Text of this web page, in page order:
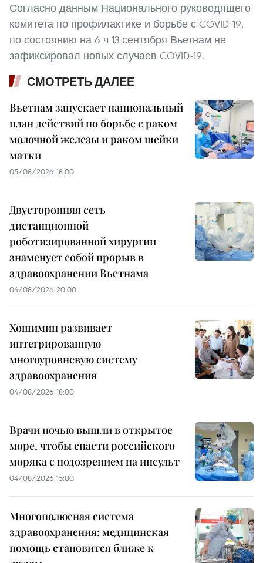
Согласно данным Национального руководящего
комитета по профилактике и борьбе с COVID-19,
по состоянию на 6 ч 13 сентября Вьетнам не
зафиксировал новых случаев COVID-19.
СМОТРЕТЬ ДАЛЕЕ
Вьетнам запускает национальный
план действий по борьбе с раком
молочной железы и раком шейки
матки
05/08/2026 18:00
Двусторонняя сеть
дистанционной
роботизированной хирургии
знаменует собой прорыв в
здравоохранении Вьетнама
04/08/2026 20:00
Хошимин развивает
интегрированную
многоуровневую систему
здравоохранения
04/08/2026 18:00
Врачи ночью вышли в открытое
море, чтобы спасти российского
моряка с подозрением на инсульт
04/08/2026 15:00
Многополюсная система
здравоохранения: медицинская
помощь становится ближе к